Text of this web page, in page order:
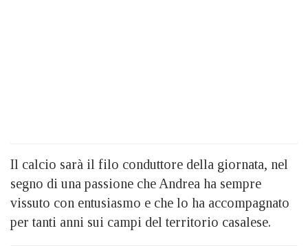
Il calcio sarà il filo conduttore della giornata, nel
segno di una passione che Andrea ha sempre
vissuto con entusiasmo e che lo ha accompagnato
per tanti anni sui campi del territorio casalese.